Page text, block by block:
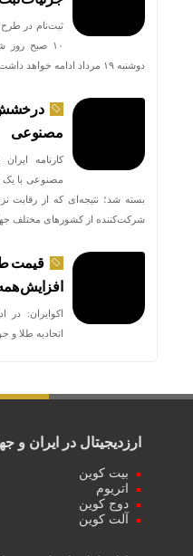
ثبت‌نام در
دوشنبه ۱۹ مرداد ادامه خواهد داشت.
درخشش
مصنوعی
کارنامه
مصنوعی با یک
شرکت‌کننده از کشورهای مختلف
افزایش
اکوایران:
اتحادیه طلا و
ارزدیجیتال در ایران و
بیت کوین
اتریوم
دوج کوین
آلت کوین